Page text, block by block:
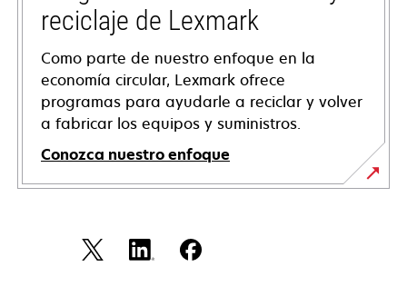
nueva
reciclaje de Lexmark
Como parte de nuestro enfoque en la
economía circular, Lexmark ofrece
programas para ayudarle a reciclar y volver
a fabricar los equipos y suministros.
Conozca nuestro enfoque